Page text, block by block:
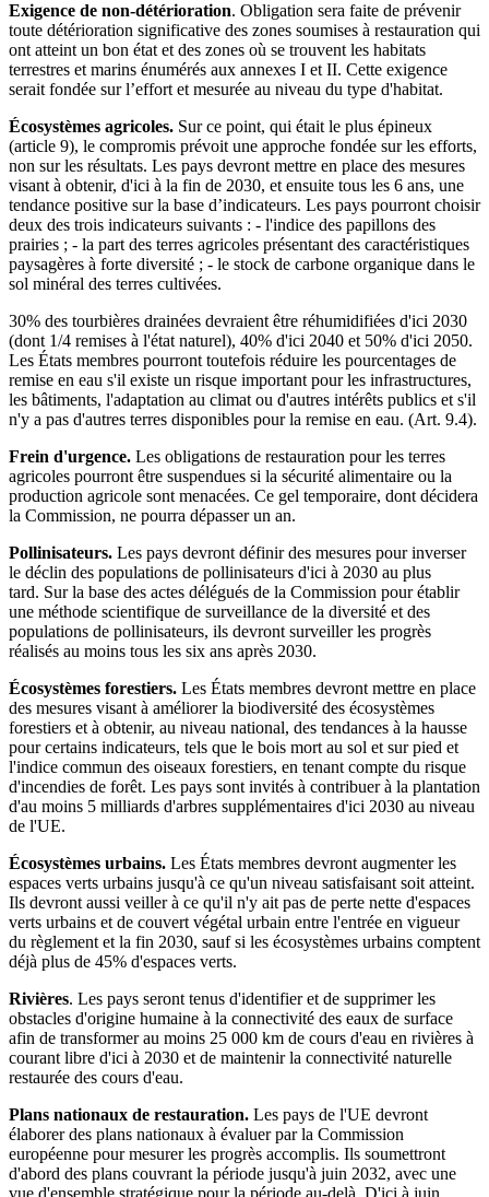
Exigence de non-détérioration. Obligation sera faite de prévenir
toute détérioration significative des zones soumises à restauration qui
ont atteint un bon état et des zones où se trouvent les habitats
terrestres et marins énumérés aux annexes I et II. Cette exigence
serait fondée sur l’effort et mesurée au niveau du type d'habitat.
Écosystèmes agricoles. Sur ce point, qui était le plus épineux
(article 9), le compromis prévoit une approche fondée sur les efforts,
non sur les résultats. Les pays devront mettre en place des mesures
visant à obtenir, d'ici à la fin de 2030, et ensuite tous les 6 ans, une
tendance positive sur la base d’indicateurs. Les pays pourront choisir
deux des trois indicateurs suivants : - l'indice des papillons des
prairies ; - la part des terres agricoles présentant des caractéristiques
paysagères à forte diversité ; - le stock de carbone organique dans le
sol minéral des terres cultivées.
30% des tourbières drainées devraient être réhumidifiées d'ici 2030
(dont 1/4 remises à l'état naturel), 40% d'ici 2040 et 50% d'ici 2050.
Les États membres pourront toutefois réduire les pourcentages de
remise en eau s'il existe un risque important pour les infrastructures,
les bâtiments, l'adaptation au climat ou d'autres intérêts publics et s'il
n'y a pas d'autres terres disponibles pour la remise en eau. (Art. 9.4).
Frein d'urgence. Les obligations de restauration pour les terres
agricoles pourront être suspendues si la sécurité alimentaire ou la
production agricole sont menacées. Ce gel temporaire, dont décidera
la Commission, ne pourra dépasser un an.
Pollinisateurs. Les pays devront définir des mesures pour inverser
le déclin des populations de pollinisateurs d'ici à 2030 au plus
tard. Sur la base des actes délégués de la Commission pour établir
une méthode scientifique de surveillance de la diversité et des
populations de pollinisateurs, ils devront surveiller les progrès
réalisés au moins tous les six ans après 2030.
Écosystèmes forestiers. Les États membres devront mettre en place
des mesures visant à améliorer la biodiversité des écosystèmes
forestiers et à obtenir, au niveau national, des tendances à la hausse
pour certains indicateurs, tels que le bois mort au sol et sur pied et
l'indice commun des oiseaux forestiers, en tenant compte du risque
d'incendies de forêt. Les pays sont invités à contribuer à la plantation
d'au moins 5 milliards d'arbres supplémentaires d'ici 2030 au niveau
de l'UE.
Écosystèmes urbains. Les États membres devront augmenter les
espaces verts urbains jusqu'à ce qu'un niveau satisfaisant soit atteint.
Ils devront aussi veiller à ce qu'il n'y ait pas de perte nette d'espaces
verts urbains et de couvert végétal urbain entre l'entrée en vigueur
du règlement et la fin 2030, sauf si les écosystèmes urbains comptent
déjà plus de 45% d'espaces verts.
Rivières. Les pays seront tenus d'identifier et de supprimer les
obstacles d'origine humaine à la connectivité des eaux de surface
afin de transformer au moins 25 000 km de cours d'eau en rivières à
courant libre d'ici à 2030 et de maintenir la connectivité naturelle
restaurée des cours d'eau.
Plans nationaux de restauration. Les pays de l'UE devront
élaborer des plans nationaux à évaluer par la Commission
européenne pour mesurer les progrès accomplis. Ils soumettront
d'abord des plans couvrant la période jusqu'à juin 2032, avec une
vue d'ensemble stratégique pour la période au-delà. D'ici à juin